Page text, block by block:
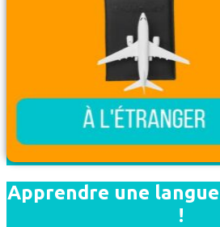
Apprendre une
!